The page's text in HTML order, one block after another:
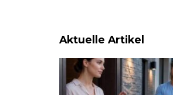
Aktuelle Artikel